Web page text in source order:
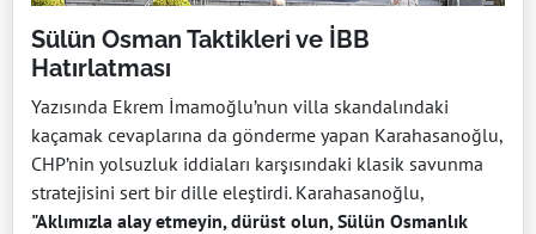
Sülün Osman Taktikleri ve İBB
Hatırlatması
Yazısında Ekrem İmamoğlu’nun villa skandalındaki
kaçamak cevaplarına da gönderme yapan Karahasanoğlu,
CHP’nin yolsuzluk iddiaları karşısındaki klasik savunma
stratejisini sert bir dille eleştirdi. Karahasanoğlu,
"Aklımızla alay etmeyin, dürüst olun, Sülün Osmanlık